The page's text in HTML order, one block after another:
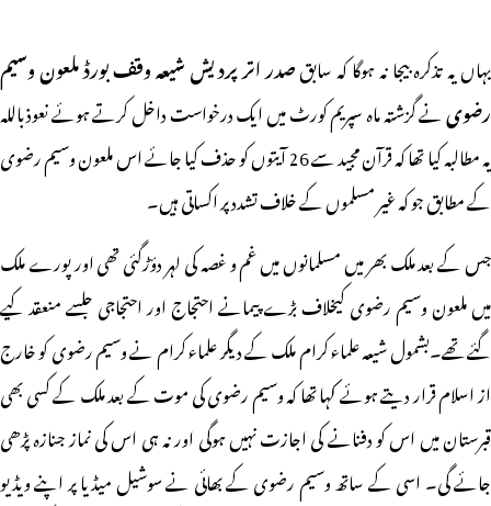
یہاں یہ تذکرہ بیجا نہ ہوگا کہ سابقصدر اتر پردیش شیعہ وقف بورڈ ملعون وسیم
رضوینے گزشتہ ماہ سپریم کورٹ میں ایک درخواست داخل کرتے ہوئے نعوذباللہ
یہ مطالبہ کیا تھا کہ قرآن مجید سے 26 آیتوں کو حذف کیا جائے اس ملعون وسیم رضوی
کے مطابق جو کہ غیر مسلموں کے خلاف تشدد پر اکساتی ہیں۔
جس کے بعد ملک بھر میں مسلمانوں میں غم و غصہ کی لہر دؤڑگئی تھی اور پورے ملک
میں ملعون وسیم رضوی کیخلاف بڑے پیمانے احتجاج اور احتجاجی جلسے منعقد کیے
گئے تھے۔بشمول شیعہ علماء کرام ملک کے دیگر علماء کرام نے وسیم رضوی کو خارج
از اسلام قرار دیتے ہوئے کہا تھا کہ وسیم رضوی کی موت کے بعد ملک کے کسی بھی
قبرستان میں اس کو دفنانے کی اجازت نہیں ہوگی اور نہ ہی اس کی نماز جنازہ پڑھی
جائے گی۔ اسی کے ساتھ وسیم رضوی کے بھائی نے سوشیل میڈیا پر اپنے ویڈیو